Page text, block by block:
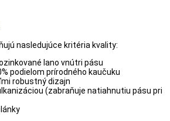
nasledujúce kritéria kvality:
lano vnútri pásu
podielom prírodného kaučuku
robustný dizajn
(zabraňuje natiahnutiu pásu pri